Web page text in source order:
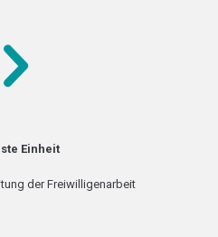
Einheit
der Freiwilligenarbeit